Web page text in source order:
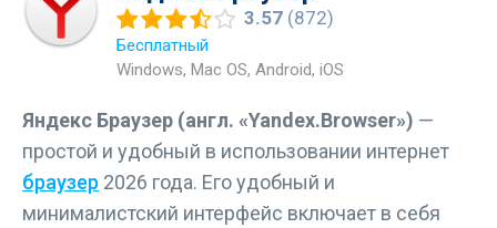
3.57 (872)
Бесплатный
Windows, Mac OS, Android, iOS
Яндекс Браузер (англ. «Yandex.Browser») —
простой и удобный в использовании интернет
браузер 2026 года. Его удобный и
минималистский интерфейс включает в себя